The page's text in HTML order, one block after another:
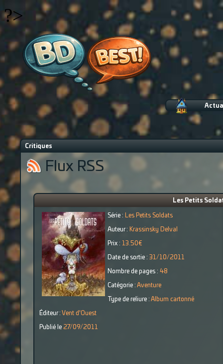
?>
Critiques
Flux RSS
Les Petits
Série : Les Petits Soldats
Auteur : Krassinsky Delval
Prix : 13.50€
Date de sortie : 31/10/2011
Nombre de pages : 48
Catégorie : Aventure
Type de reliure : Album cartonné
Éditeur : Vent d'Ouest
Publié le 27/09/2011